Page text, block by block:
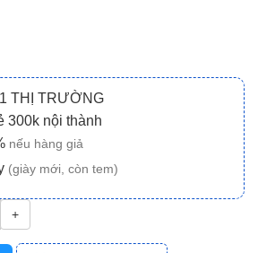
THỊ TRƯỜNG
300k nội thành
nếu hàng giả
(giày mới, còn tem)
+